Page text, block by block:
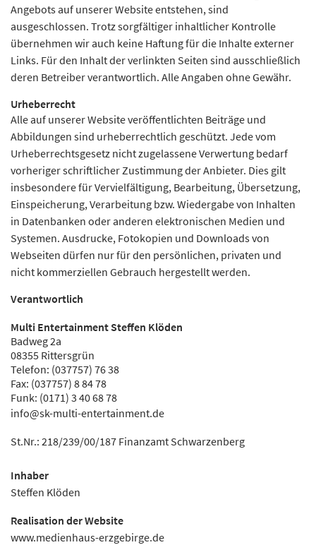
Angebots auf unserer Website entstehen, sind
ausgeschlossen. Trotz sorgfältiger inhaltlicher Kontrolle
übernehmen wir auch keine Haftung für die Inhalte externer
Links. Für den Inhalt der verlinkten Seiten sind ausschließlich
deren Betreiber verantwortlich. Alle Angaben ohne Gewähr.
Urheberrecht
Alle auf unserer Website veröffentlichten Beiträge und
Abbildungen sind urheberrechtlich geschützt. Jede vom
Urheberrechtsgesetz nicht zugelassene Verwertung bedarf
vorheriger schriftlicher Zustimmung der Anbieter. Dies gilt
insbesondere für Vervielfältigung, Bearbeitung, Übersetzung,
Einspeicherung, Verarbeitung bzw. Wiedergabe von Inhalten
in Datenbanken oder anderen elektronischen Medien und
Systemen. Ausdrucke, Fotokopien und Downloads von
Webseiten dürfen nur für den persönlichen, privaten und
nicht kommerziellen Gebrauch hergestellt werden.
Verantwortlich
Multi Entertainment Steffen Klöden
Badweg 2a
08355 Rittersgrün
Telefon: (037757) 76 38
Fax: (037757) 8 84 78
Funk: (0171) 3 40 68 78
info@sk-multi-entertainment.de
St.Nr.: 218/239/00/187 Finanzamt Schwarzenberg
Inhaber
Steffen Klöden
Realisation der Website
www.medienhaus-erzgebirge.de